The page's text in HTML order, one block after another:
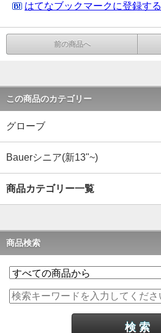
はてなブックマークに登録する
前の商品へ
この商品のカテゴリー
グローブ
Bauerシニア(新13"~)
商品カテゴリー一覧
商品検索